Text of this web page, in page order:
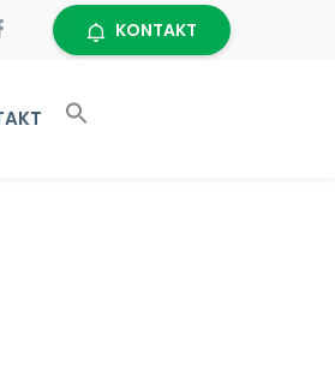
KONTAKT